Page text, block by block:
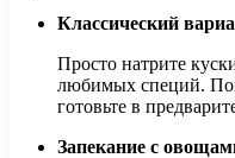
Классический
Просто натрите
любимых специй.
готовьте в
Запекание с